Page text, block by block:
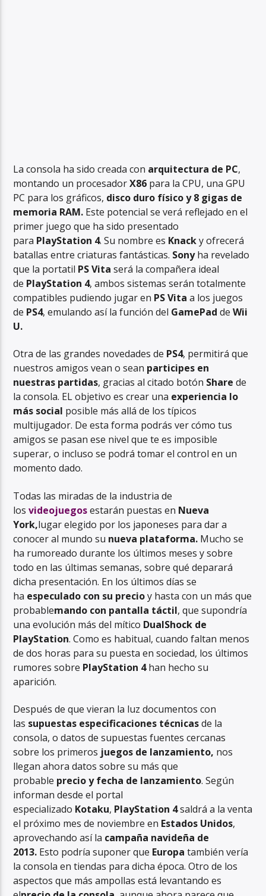
La consola ha sido creada con arquitectura de PC,
montando un procesadorX86 para la CPU, una GPU
PC para los gráficos, disco duro físico y 8 gigas de
memoria RAM. Este potencial se verá reflejado en el
primer juego que ha sido presentado
para PlayStation 4. Su nombre es Knacky ofrecerá
batallas entre criaturas fantásticas. Sonyha revelado
que la portatil PS Vita será la compañera ideal
de PlayStation 4, ambos sistemas serán totalmente
compatibles pudiendo jugar en PS Vita a los juegos
de PS4, emulando así la función del GamePad deWii
U.
Otra de las grandes novedades de PS4, permitirá que
nuestros amigos vean o sean participes en
nuestras partidas, gracias al citado botón Share de
la consola. EL objetivo es crear una experiencia lo
más social posible más allá de los típicos
multijugador. De esta forma podrás ver cómo tus
amigos se pasan ese nivel que te es imposible
superar, o incluso se podrá tomar el control en un
momento dado.
Todas las miradas de la industria de
losvideojuegosestarán puestas en Nueva
York,lugar elegido por los japoneses para dar a
conocer al mundo su nueva plataforma. Mucho se
ha rumoreado durante los últimos meses y sobre
todo en las últimas semanas, sobre qué deparará
dicha presentación. En los últimos días se
ha especulado con su precioy hasta con un más que
probablemando con pantalla táctil, que supondría
una evolución más del mítico DualShock de
PlayStation. Como es habitual, cuando faltan menos
de dos horas para su puesta en sociedad, los últimos
rumores sobre PlayStation 4han hecho su
aparición.
Después de que vieran la luz documentos con
las supuestas especificaciones técnicasde la
consola, o datos de supuestas fuentes cercanas
sobre los primeros juegos de lanzamiento, nos
llegan ahora datos sobre su más que
probable precio y fecha de lanzamiento. Según
informan desde el portal
especializado Kotaku, PlayStation 4saldrá a la venta
el próximo mes de noviembre en Estados Unidos,
aprovechando así la campaña navideña de
2013. Esto podría suponer que Europa también vería
la consola en tiendas para dicha época. Otro de los
aspectos que más ampollas está levantando es